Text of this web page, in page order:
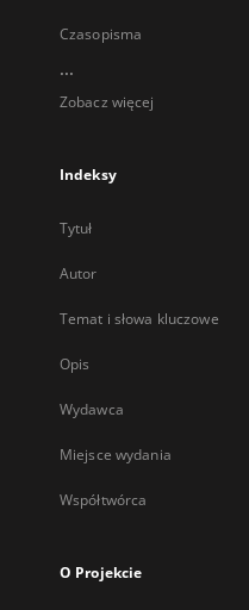
Czasopisma
...
Zobacz więcej
Indeksy
Tytuł
Autor
Temat i słowa kluczowe
Opis
Wydawca
Miejsce wydania
Współtwórca
O Projekcie